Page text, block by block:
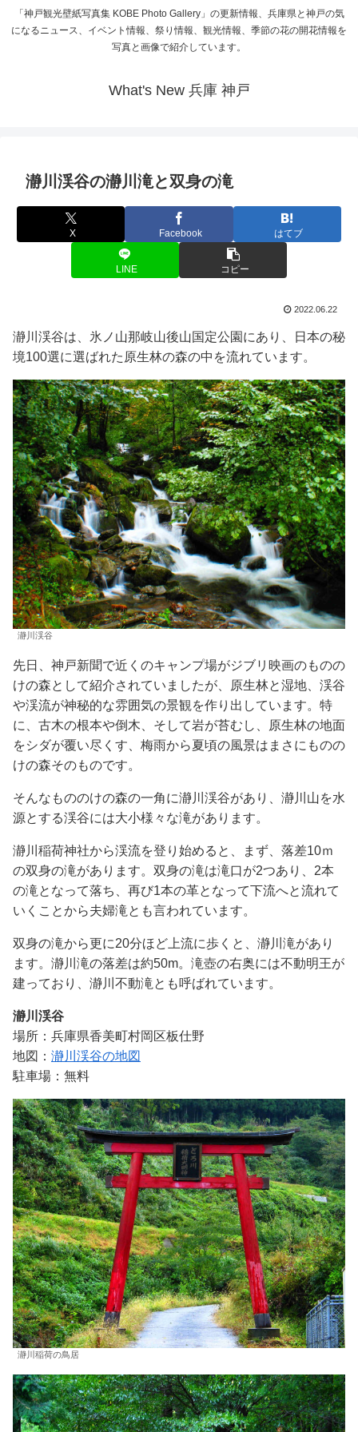
「神戸観光壁紙写真集 KOBE Photo Gallery」の更新情報、兵庫県と神戸の気
になるニュース、イベント情報、祭り情報、観光情報、季節の花の開花情報を
写真と画像で紹介しています。
What's New 兵庫 神戸
瀞川渓谷の瀞川滝と双身の滝
X Facebook はてブ
LINE コピー
2022.06.22
瀞川渓谷は、氷ノ山那岐山後山国定公園にあり、日本の秘
境100選に選ばれた原生林の森の中を流れています。
瀞川渓谷
先日、神戸新聞で近くのキャンプ場がジブリ映画のものの
けの森として紹介されていましたが、原生林と湿地、渓谷
や渓流が神秘的な雰囲気の景観を作り出しています。特
に、古木の根本や倒木、そして岩が苔むし、原生林の地面
をシダが覆い尽くす、梅雨から夏頃の風景はまさにものの
けの森そのものです。
そんなもののけの森の一角に瀞川渓谷があり、瀞川山を水
源とする渓谷には大小様々な滝があります。
瀞川稲荷神社から渓流を登り始めると、まず、落差10ｍ
の双身の滝があります。双身の滝は滝口が2つあり、2本
の滝となって落ち、再び1本の革となって下流へと流れて
いくことから夫婦滝とも言われています。
双身の滝から更に20分ほど上流に歩くと、瀞川滝があり
ます。瀞川滝の落差は約50m。滝壺の右奥には不動明王が
建っており、瀞川不動滝とも呼ばれています。
瀞川渓谷
場所：兵庫県香美町村岡区板仕野
地図： 瀞川渓谷の地図
駐車場：無料
瀞川稲荷の鳥居